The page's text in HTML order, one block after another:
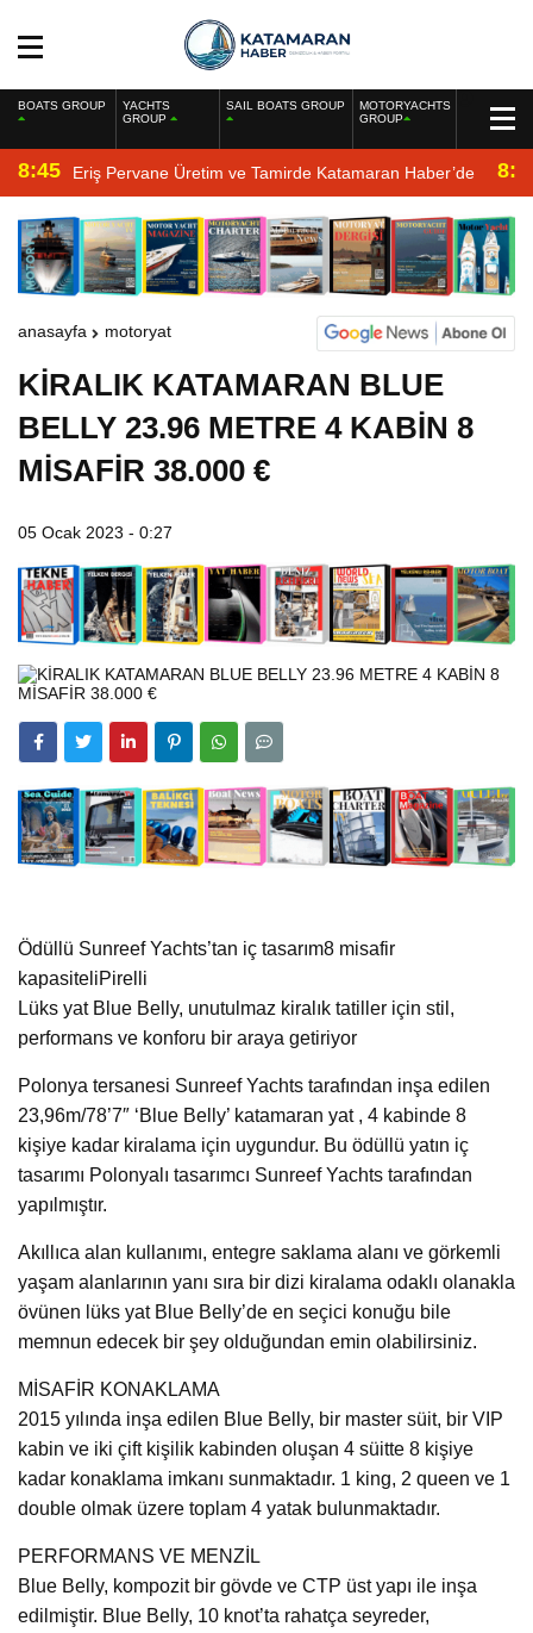
BOATS GROUP
YACHTS
GROUP
SAIL BOATS GROUP
MOTORYACHTS
GROUP
8:45 Eriş Pervane Üretim ve Tamirde Katamaran Haber’de
anasayfa motoryat
KİRALIK KATAMARAN BLUE
BELLY 23.96 METRE 4 KABİN 8
MİSAFİR 38.000 €
05 Ocak 2023 - 0:27
Ödüllü Sunreef Yachts’tan iç tasarım8 misafir
kapasiteliPirelli
Lüks yat Blue Belly, unutulmaz kiralık tatiller için stil,
performans ve konforu bir araya getiriyor
Polonya tersanesi Sunreef Yachts tarafından inşa edilen
23,96m/78’7″ ‘Blue Belly’ katamaran yat , 4 kabinde 8
kişiye kadar kiralama için uygundur. Bu ödüllü yatın iç
tasarımı Polonyalı tasarımcı Sunreef Yachts tarafından
yapılmıştır.
Akıllıca alan kullanımı, entegre saklama alanı ve görkemli
yaşam alanlarının yanı sıra bir dizi kiralama odaklı olanakla
övünen lüks yat Blue Belly’de en seçici konuğu bile
memnun edecek bir şey olduğundan emin olabilirsiniz.
MİSAFİR KONAKLAMA
2015 yılında inşa edilen Blue Belly, bir master süit, bir VIP
kabin ve iki çift kişilik kabinden oluşan 4 süitte 8 kişiye
kadar konaklama imkanı sunmaktadır. 1 king, 2 queen ve 1
double olmak üzere toplam 4 yatak bulunmaktadır.
PERFORMANS VE MENZİL
Blue Belly, kompozit bir gövde ve CTP üst yapı ile inşa
edilmiştir. Blue Belly, 10 knot’ta rahatça seyreder,